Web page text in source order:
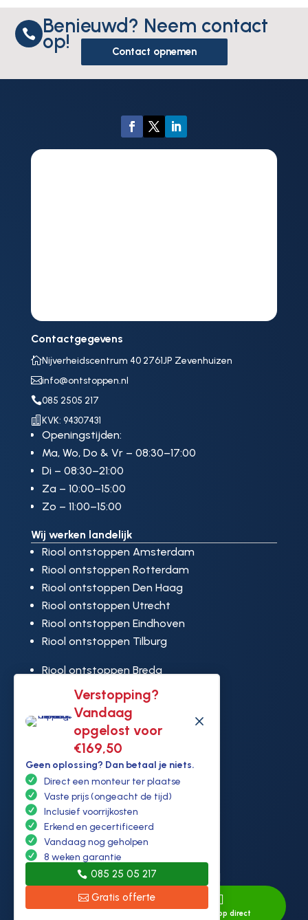
 Benieuwd? Neem contact
op! Contact opnemen
Verstopping?
Vandaag
opgelost voor
€169,50
M
Geen oplossing? Dan betaal je niets.
Direct een monteur ter plaatse
Vaste prijs (ongeacht de tijd)
Inclusief voorrijkosten
Erkend en gecertificeerd
Vandaag nog geholpen
8 weken garantie
085 25 05 217
Gratis offerte
Contactgegevens
Nijverheidscentrum 40 2761JP Zevenhuizen
info@ontstoppen.nl
085 2505 217
 KVK: 94307431
Openingstijden:
Ma, Wo, Do & Vr – 08:30–17:00
Di – 08:30–21:00
Za – 10:00–15:00
Zo – 11:00–15:00
Wij werken landelijk
Riool ontstoppen Amsterdam
Riool ontstoppen Rotterdam
Riool ontstoppen Den Haag
Riool ontstoppen Utrecht
Riool ontstoppen Eindhoven
Riool ontstoppen Tilburg
Riool ontstoppen Breda
Riool ontstoppen Leiden
Riool ontstoppen Dordrecht
Riool ontstoppen Amersfoort
Riool ontstoppen Almere
Riool ontstoppen Hilversum
Riool ontstoppen Heerhugowaard
Riool ontstoppen Lelystad
Riool ontstoppen Purmerend
Riool ontstoppen Ridderkerk
Riool ontstoppen Rijswijk
Riool ontstoppen Hoek van Holland
 
Whatsapp direct